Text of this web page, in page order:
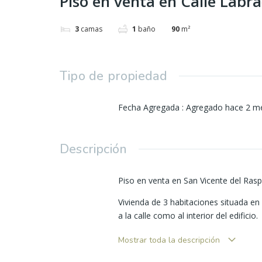
3 camas 1 baño 90 m²
Tipo de propiedad
Fecha Agregada : Agregado hace 2
Descripción
Piso en venta en San Vicente del
Vivienda de 3 habitaciones situada
a la calle como al interior del edificio.
Dispone de un baño completo, salón
Mostrar toda la descripción